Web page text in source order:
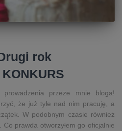
rok
prowadzenia przeze mnie bloga!
że już tyle nad nim pracuję, a
W podobnym czasie również
prawda otworzyłem go oficjalnie